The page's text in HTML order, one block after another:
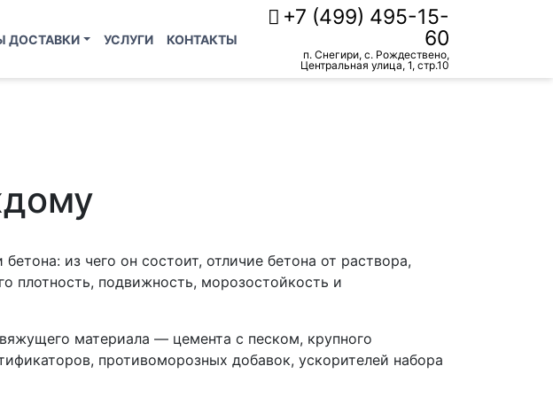
ДОСТАВКИ УСЛУГИ КОНТАКТЫ
+7 (499) 495-15-
60
п. Снегири, с. Рождествено,
Центральная улица, 1, стр.10
из чего он состоит, отличие бетона от раствора,
плотность, подвижность, морозостойкость и
материала — цемента с песком, крупного
противоморозных добавок, ускорителей набора